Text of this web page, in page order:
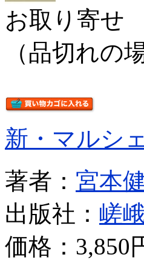
お取り寄せ
（品切れの
新・マルシ
著者： 宮本
出版社： 嵯
価格： 3,850